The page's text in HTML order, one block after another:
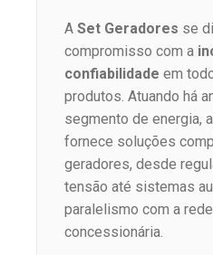
A Set Geradores se
compromisso com a
confiabilidade em
produtos. Atuando há
segmento de energia,
fornece soluções
geradores, desde
tensão até sistemas
paralelismo com a
concessionária.